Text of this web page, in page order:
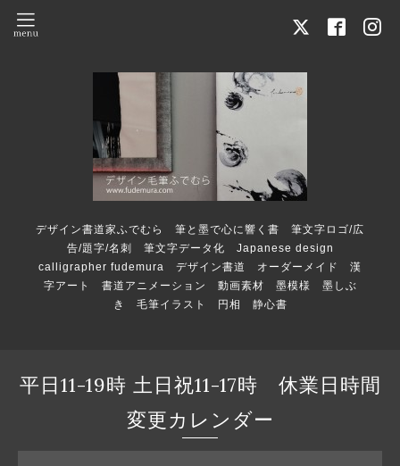
デザイン書道家ふでむら 筆と墨で心に響く書 筆文字ロゴ/広
告/題字/名刺 筆文字データ化 Japanese design
calligrapher fudemura デザイン書道 オーダーメイド 漢
字アート 書道アニメーション 動画素材 墨模様 墨しぶ
き 毛筆イラスト 円相 静心書
平日11-19時 土日祝11-17時 休業日時間
変更カレンダー